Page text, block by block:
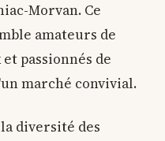
Morvan. Ce
amateurs de
passionnés de
marché convivial.
diversité des